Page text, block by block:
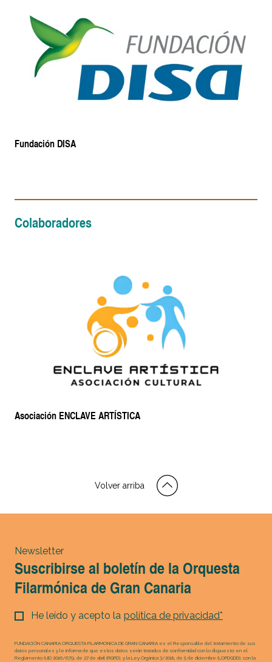
Fundación DISA
Colaboradores
Asociación ENCLAVE ARTÍSTICA
Volver arriba
Newsletter
Suscribirse al boletín de la Orquesta
Filarmónica de Gran Canaria
He leído y acepto la política de privacidad*
FUNDACIÓN CANARIA ORQUESTA FILARMONICA DE GRAN CANARIA es el Responsable del tratamiento de sus
datos personales y le informa de que estos datos serán tratados de conformidad con lo dispuesto en el
Reglamento (UE) 2016/679, de 27 de abril (RGPD), y la Ley Orgánica 3/2018, de 5 de diciembre (LOPDGDD), con la